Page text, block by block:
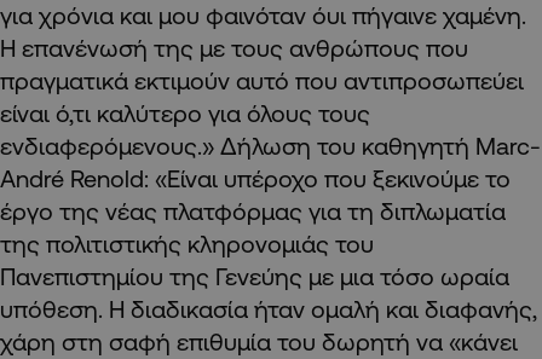
για χρόνια και μου φαινόταν όυι πήγαινε χαμένη.
Η επανένωσή της με τους ανθρώπους που
πραγματικά εκτιμούν αυτό που αντιπροσωπεύει
είναι ό,τι καλύτερο για όλους τους
ενδιαφερόμενους.» Δήλωση του καθηγητή Marc-
André Renold: «Είναι υπέροχο που ξεκινούμε το
έργο της νέας πλατφόρμας για τη διπλωματία
της πολιτιστικής κληρονομιάς του
Πανεπιστημίου της Γενεύης με μια τόσο ωραία
υπόθεση. Η διαδικασία ήταν ομαλή και διαφανής,
χάρη στη σαφή επιθυμία του δωρητή να «κάνει